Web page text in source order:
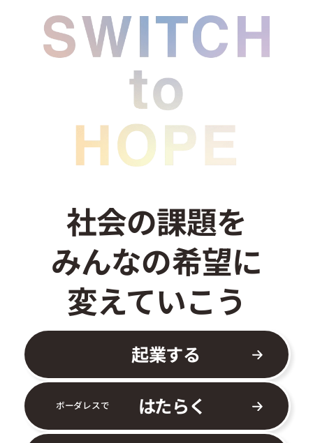
社会の課題を
みんなの希望に
変えていこう
起業する
ボーダレスで はたらく